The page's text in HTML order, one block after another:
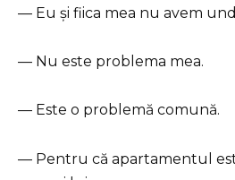
— Eu și fiica mea nu avem
— Nu este problema mea.
— Este o problemă comună.
— Pentru că apartamentul